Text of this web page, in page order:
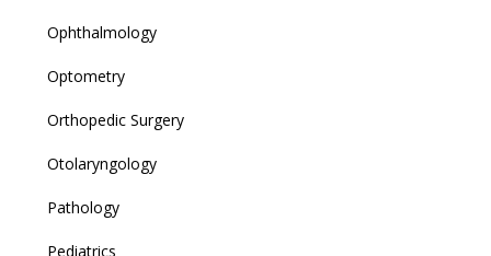
Ophthalmology
Optometry
Orthopedic Surgery
Otolaryngology
Pathology
Pediatrics